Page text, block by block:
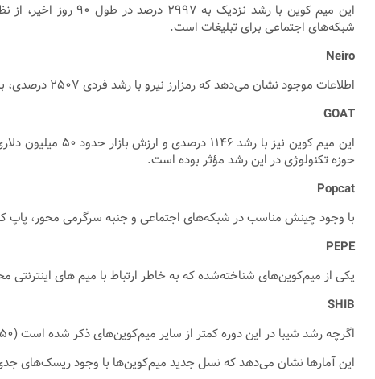
این میم کوین با
شبکه‌های اجتماعی برای تبلیغات است.
Neiro
اطلاعات موجود نشان می‌دهد که رمزارز نیرو با رشد فردی ۲۵۰۷ درصدی، بازار را به سرعت زیر سلطه قرار داده است. مخاطبان این کوین اغلب از مهارت‌های فناورانه و نوآوری‌های به‌کار رفته در توسعه آن خبر دارند.
GOAT
این میم کوین
حوزه تکنولوژی در این رشد مؤثر بوده است.
Popcat
با وجود چینش مناسب در شبکه‌های اجتماعی و جنبه سرگرمی محور، پاپ کت توانسته رشد ۸۰۰ درصدی را تجربه کند و به جذب
PEPE
یکی از میم‌کوین‌های شناخته‌شده که به خاطر ارتباط با میم های اینترنتی محبوب شد و بازار خوبی را هم از آن
SHIB
اگرچه رشد شیبا در این دوره کمتر از سایر میم‌کوین‌های ذکر شده است (۴۵۰ درصد)، اما ارزش بازار بالای آن (حدود 13 میلیارد دلار) و جامعه کاربری بزرگش نشانه‌های موفقیت پایدار در بلندمدت به حساب می‌آید.
این آمارها نشان می‌دهد که نسل جدید میم‌کوین‌ها با وجود ریسک‌های جدی،